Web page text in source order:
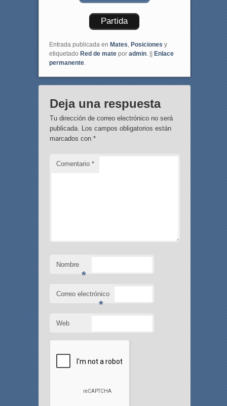
Partida
Entrada publicada en Mates Posiciones y
etiquetado Red de matepor admin. || Enlace
permanente.
Deja una respuesta
Tu dirección de correo electrónico no será
publicada. Los campos obligatorios están
marcados con *
Comentario *
Nombre
*
Correo electrónico
*
Web